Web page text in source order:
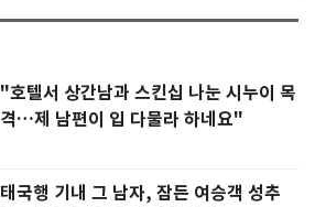
"호텔서 상간남과 스킨십 나눈 시누이 목
격…제 남편이 입 다물라 하네요"
태국행 기내 그 남자, 잠든 여승객 성추